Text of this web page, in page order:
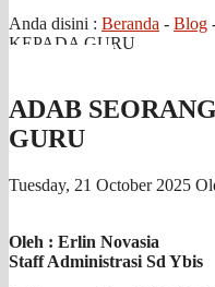
Anda disini : Beranda - Blog
KEPADA GURU
ADAB
GURU
Tuesday, 21 October 2025
Oleh : Erlin Novasia
Staff Administrasi Sd Ybis